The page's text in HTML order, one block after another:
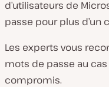
d’utilisateurs de
passe pour plus d’un
Les experts vous
mots de passe au
compromis.